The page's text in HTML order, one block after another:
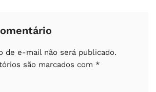
de e-mail não será publicado.
são marcados com *